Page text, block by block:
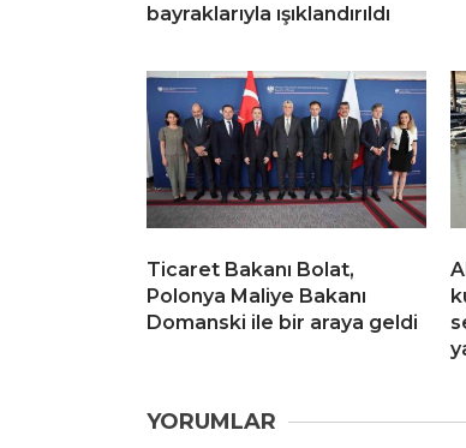
bayraklarıyla ışıklandırıldı
Ticaret Bakanı Bolat,
Polonya Maliye Bakanı
Domanski ile bir araya geldi
YORUMLAR